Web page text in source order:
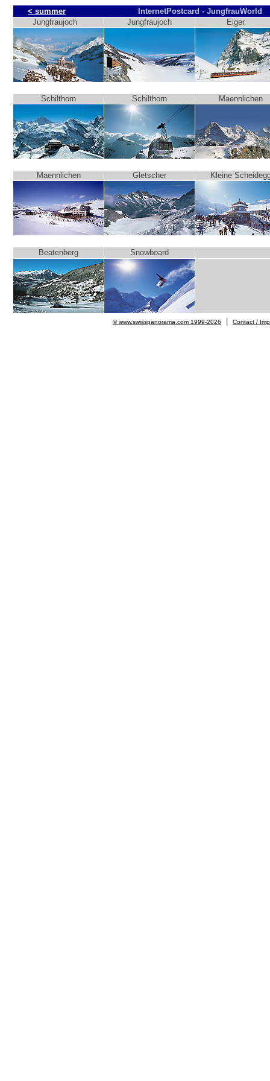
< summer
InternetPostcard -
Jungfraujoch
Jungfraujoch Eiger
Schilthorn Schilthorn Maennlichen
Maennlichen Gletscher Kleine
Beatenberg Snowboard
© www.swisspanorama.com 1999-2026 Contact /